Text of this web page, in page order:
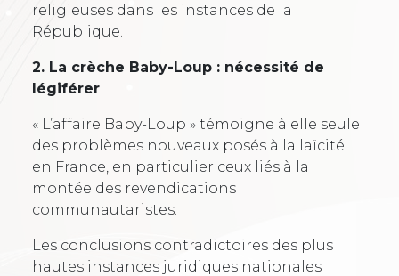
religieuses dans les instances de la
République.
2. La crèche Baby-Loup : nécessité de
légiférer
« L’affaire Baby-Loup » témoigne à elle seule
des problèmes nouveaux posés à la laïcité
en France, en particulier ceux liés à la
montée des revendications
communautaristes.
Les conclusions contradictoires des plus
hautes instances juridiques nationales